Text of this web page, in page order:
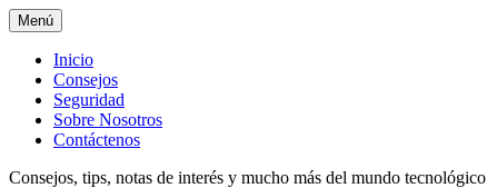
Menú
Menú
superior
Inicio
Consejos
Seguridad
Sobre Nosotros
Contáctenos
Consejos, tips, notas de interés y mucho más del mundo tecnológico